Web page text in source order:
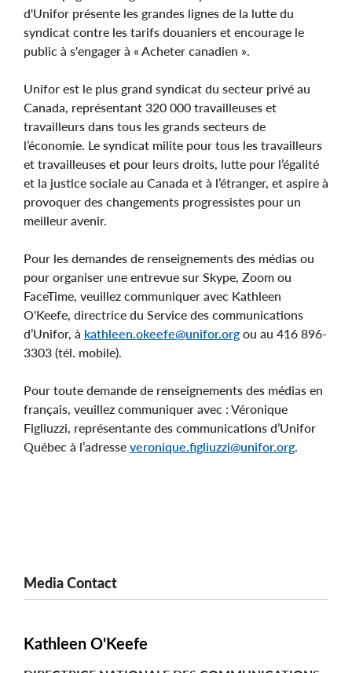
d'Unifor présente les grandes lignes de la lutte du
syndicat contre les tarifs douaniers et encourage le
public à s'engager à « Acheter canadien ».
Unifor est le plus grand syndicat du secteur privé au
Canada, représentant 320 000 travailleuses et
travailleurs dans tous les grands secteurs de
l’économie. Le syndicat milite pour tous les travailleurs
et travailleuses et pour leurs droits, lutte pour l’égalité
et la justice sociale au Canada et à l’étranger, et aspire à
provoquer des changements progressistes pour un
meilleur avenir.
Pour les demandes de renseignements des médias ou
pour organiser une entrevue sur Skype, Zoom ou
FaceTime, veuillez communiquer avec Kathleen
O'Keefe, directrice du Service des communications
d’Unifor, à kathleen.okeefe@unifor.org ou au 416 896-
3303 (tél. mobile).
Pour toute demande de renseignements des médias en
français, veuillez communiquer avec : Véronique
Figliuzzi, représentante des communications d’Unifor
Québec à l’adresse veronique.figliuzzi@unifor.org
Media Contact
Kathleen O'Keefe